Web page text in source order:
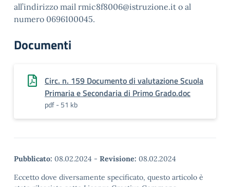
all’indirizzo mail rmic8f8006@istruzione.it o al
numero 0696100045.
Documenti
Circ. n. 159 Documento di valutazione Scuola
Primaria e Secondaria di Primo Grado.doc
pdf - 51 kb
Pubblicato: 08.02.2024 - Revisione: 08.02.2024
Eccetto dove diversamente specificato, questo articolo è